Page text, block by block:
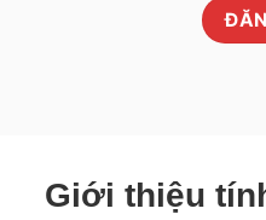
Giới thiệu